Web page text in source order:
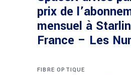
prix de
mensuel à
France – Les
FIBRE OPTIQUE